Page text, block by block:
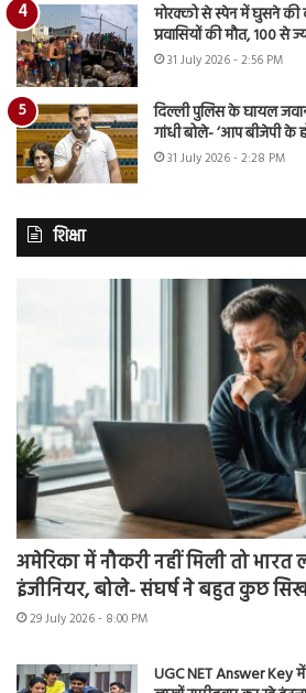
मोरक्को से स्पेन में घुसने की
प्रवासियों की मौत, 100 से
31 July 2026 - 2:56 PM
दिल्ली पुलिस के घायल
गांधी बोले- ‘आप बीजेपी के
31 July 2026 - 2:28 PM
शिक्षा
अमेरिका में नौकरी नहीं मिली तो भारत
इंजीनियर, बोले- संघर्ष ने बहुत कुछ
29 July 2026 - 8:00 PM
UGC NET Answer Key